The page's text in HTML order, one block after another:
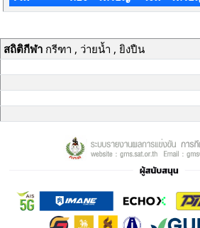
สถิติกีฬากรีฑา , ว่ายน้ำ , ยิงปืน